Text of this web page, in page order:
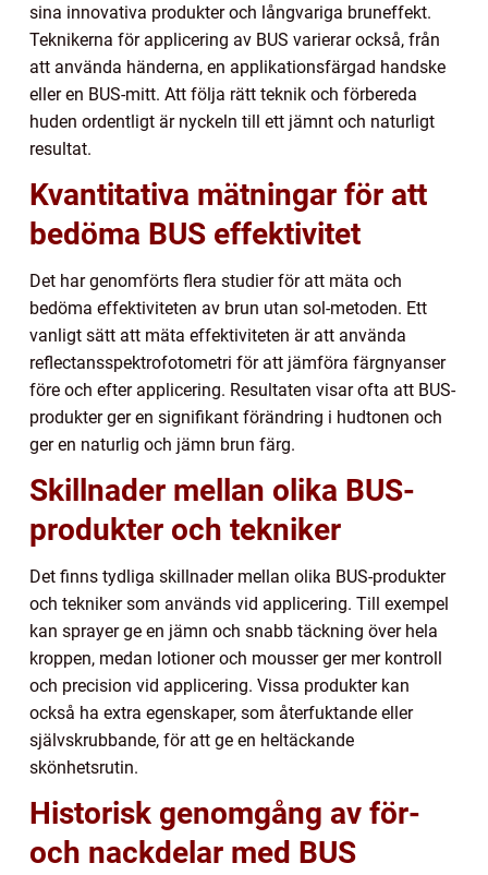
sina innovativa produkter och långvariga bruneffekt.
Teknikerna för applicering av BUS varierar också, från
att använda händerna, en applikationsfärgad handske
eller en BUS-mitt. Att följa rätt teknik och förbereda
huden ordentligt är nyckeln till ett jämnt och naturligt
resultat.
Kvantitativa mätningar för att
bedöma BUS effektivitet
Det har genomförts flera studier för att mäta och
bedöma effektiviteten av brun utan sol-metoden. Ett
vanligt sätt att mäta effektiviteten är att använda
reflectansspektrofotometri för att jämföra färgnyanser
före och efter applicering. Resultaten visar ofta att BUS-
produkter ger en signifikant förändring i hudtonen och
ger en naturlig och jämn brun färg.
Skillnader mellan olika BUS-
produkter och tekniker
Det finns tydliga skillnader mellan olika BUS-produkter
och tekniker som används vid applicering. Till exempel
kan sprayer ge en jämn och snabb täckning över hela
kroppen, medan lotioner och mousser ger mer kontroll
och precision vid applicering. Vissa produkter kan
också ha extra egenskaper, som återfuktande eller
självskrubbande, för att ge en heltäckande
skönhetsrutin.
Historisk genomgång av för-
och nackdelar med BUS